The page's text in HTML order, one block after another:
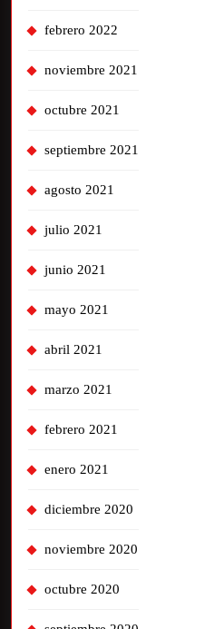
febrero 2022
noviembre 2021
octubre 2021
septiembre 2021
agosto 2021
julio 2021
junio 2021
mayo 2021
abril 2021
marzo 2021
febrero 2021
enero 2021
diciembre 2020
noviembre 2020
octubre 2020